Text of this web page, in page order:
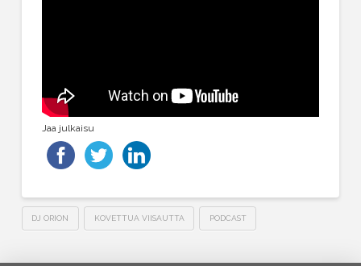
Jaa julkaisu
DJ ORION KOVETTUA VIISAUTTA PODCAST